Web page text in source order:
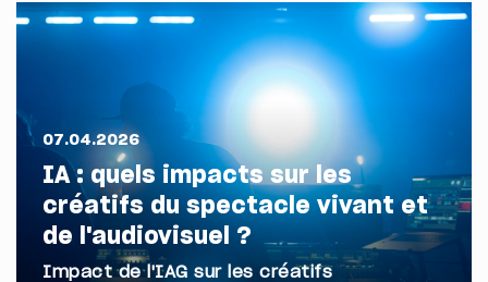
07.04.2026
IA : quels impacts sur les
créatifs du spectacle vivant et
de l'audiovisuel ?
Impact de l'IAG sur les créatifs